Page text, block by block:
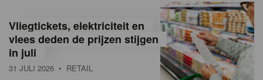
g
ë
Vliegtickets, elektriciteit en
vlees deden de prijzen stijgen
in juli
31 JULI 2026 • RETAIL